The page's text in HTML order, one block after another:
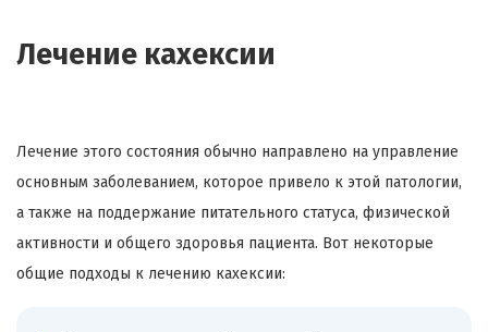
Лечение кахексии
Лечение этого состояния обычно направлено на управление
основным заболеванием, которое привело к этой патологии,
а также на поддержание питательного статуса, физической
активности и общего здоровья пациента. Вот некоторые
общие подходы к лечению кахексии: